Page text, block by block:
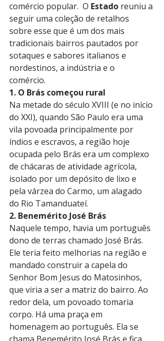
comércio popular.  O Estado reuniu a
seguir uma coleção de retalhos
sobre esse que é um dos mais
tradicionais bairros pautados por
sotaques e sabores italianos e
nordestinos, a indústria e o
comércio.
1. O Brás começou rural
Na metade do século XVIII (e no início
do XXI), quando São Paulo era uma
vila povoada principalmente por
índios e escravos, a região hoje
ocupada pelo Brás era um complexo
de chácaras de atividade agrícola,
isolado por um depósito de lixo e
pela várzea do Carmo, um alagado
do Rio Tamanduateí.
2. Benemérito José Brás
Naquele tempo, havia um português
dono de terras chamado José Brás.
Ele teria feito melhorias na região e
mandado construir a capela do
Senhor Bom Jesus do Matosinhos,
que viria a ser a matriz do bairro. Ao
redor dela, um povoado tomaria
corpo. Há uma praça em
homenagem ao português. Ela se